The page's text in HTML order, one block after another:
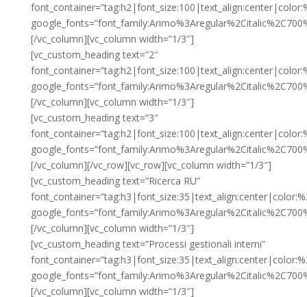
[/vc_column][vc_column width=”1/3″]
[vc_custom_heading text=”2″
[/vc_column][vc_column width=”1/3″]
[vc_custom_heading text=”3″
[/vc_column][/vc_row][vc_row][vc_column width=”1/3″]
[vc_custom_heading text=”Ricerca RU”
[/vc_column][vc_column width=”1/3″]
[vc_custom_heading text=”Processi gestionali interni”
[/vc_column][vc_column width=”1/3″]